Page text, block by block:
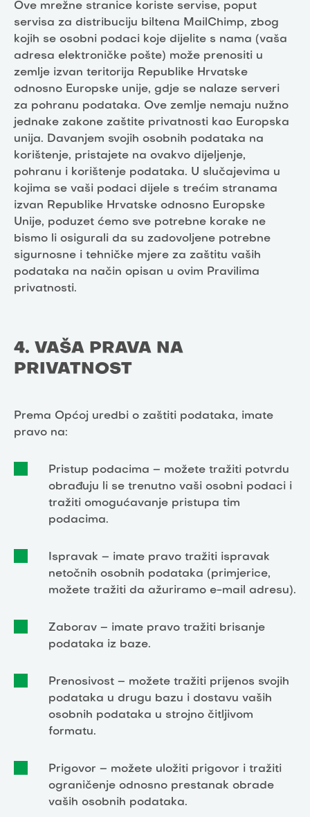
Ove mrežne stranice koriste servise, poput
servisa za distribuciju biltena MailChimp, zbog
kojih se osobni podaci koje dijelite s nama (vaša
adresa elektroničke pošte) može prenositi u
zemlje izvan teritorija Republike Hrvatske
odnosno Europske unije, gdje se nalaze serveri
za pohranu podataka. Ove zemlje nemaju nužno
jednake zakone zaštite privatnosti kao Europska
unija. Davanjem svojih osobnih podataka na
korištenje, pristajete na ovakvo dijeljenje,
pohranu i korištenje podataka. U slučajevima u
kojima se vaši podaci dijele s trećim stranama
izvan Republike Hrvatske odnosno Europske
Unije, poduzet ćemo sve potrebne korake ne
bismo li osigurali da su zadovoljene potrebne
sigurnosne i tehničke mjere za zaštitu vaših
podataka na način opisan u ovim Pravilima
privatnosti.
4. VAŠA PRAVA NA
PRIVATNOST
Prema Općoj uredbi o zaštiti podataka, imate
pravo na:
Pristup podacima – možete tražiti potvrdu
obrađuju li se trenutno vaši osobni podaci i
tražiti omogućavanje pristupa tim
podacima.
Ispravak – imate pravo tražiti ispravak
netočnih osobnih podataka (primjerice,
možete tražiti da ažuriramo e-mail adresu).
Zaborav – imate pravo tražiti brisanje
podataka iz baze.
Prenosivost – možete tražiti prijenos svojih
podataka u drugu bazu i dostavu vaših
osobnih podataka u strojno čitljivom
formatu.
Prigovor – možete uložiti prigovor i tražiti
ograničenje odnosno prestanak obrade
vaših osobnih podataka.